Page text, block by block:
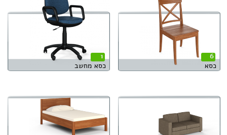
6
כסא
1
כסא מחשב